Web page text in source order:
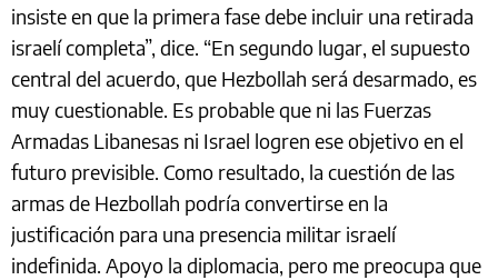
insiste en que la primera fase debe incluir una retirada
israelí completa”, dice. “En segundo lugar, el supuesto
central del acuerdo, que Hezbollah será desarmado, es
muy cuestionable. Es probable que ni las Fuerzas
Armadas Libanesas ni Israel logren ese objetivo en el
futuro previsible. Como resultado, la cuestión de las
armas de Hezbollah podría convertirse en la
justificación para una presencia militar israelí
indefinida. Apoyo la diplomacia, pero me preocupa que